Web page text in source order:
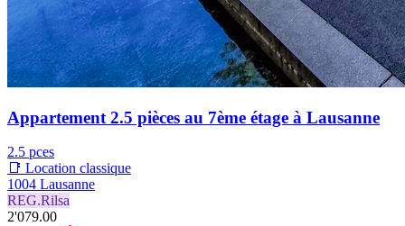
Appartement 2.5 pièces au 7ème étage à Lausanne
2.5 pces
📑 Location classique
1004 Lausanne
REG.Rilsa
2'079.00